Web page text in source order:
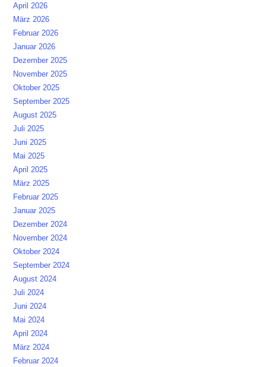
April 2026
März 2026
Februar 2026
Januar 2026
Dezember 2025
November 2025
Oktober 2025
September 2025
August 2025
Juli 2025
Juni 2025
Mai 2025
April 2025
März 2025
Februar 2025
Januar 2025
Dezember 2024
November 2024
Oktober 2024
September 2024
August 2024
Juli 2024
Juni 2024
Mai 2024
April 2024
März 2024
Februar 2024